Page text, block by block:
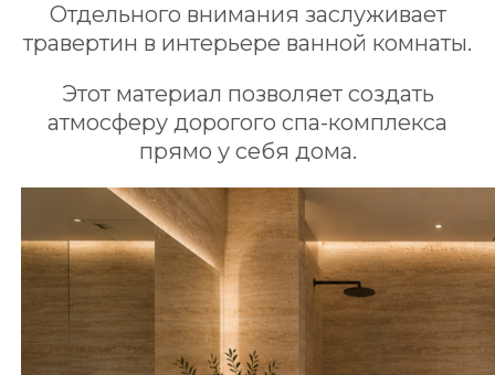
Отдельного внимания заслуживает
травертин в интерьере ванной комнаты.
Этот материал позволяет создать
атмосферу дорогого спа-комплекса
прямо у себя дома.